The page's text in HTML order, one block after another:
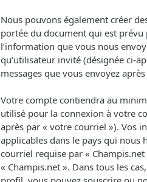
Nous pouvons également créer
portée du document qui est prévu
l’information que vous nous
qu’utilisateur invité (désignée ci-
messages que vous envoyez
Votre compte contiendra au
utilisé pour la connexion à votre
après par « votre courriel »). Vos
applicables dans le pays qui nous
courriel requise par «
« Champis.net ». Dans tous les